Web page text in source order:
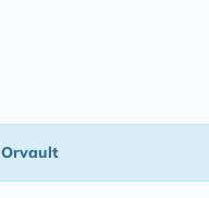
Orvault